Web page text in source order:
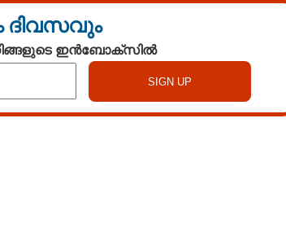
ദിവസവും
ഇൻബോക്സിൽ
Share this link